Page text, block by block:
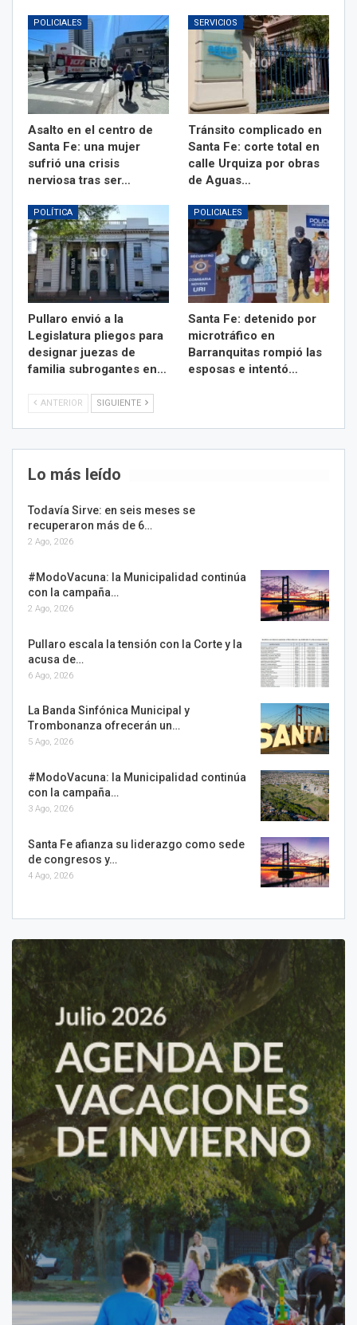
POLICIALES
Asalto en el centro de
Santa Fe: una mujer
sufrió una crisis
nerviosa tras ser…
SERVICIOS
Tránsito complicado en
Santa Fe: corte total en
calle Urquiza por obras
de Aguas…
POLÍTICA
Pullaro envió a la
Legislatura pliegos para
designar juezas de
familia subrogantes en…
POLICIALES
Santa Fe: detenido por
microtráfico en
Barranquitas rompió las
esposas e intentó…
ANTERIOR SIGUIENTE
Lo más leído
Todavía Sirve: en seis meses se
recuperaron más de 6…
2 Ago, 2026
#ModoVacuna: la Municipalidad continúa
con la campaña…
2 Ago, 2026
Pullaro escala la tensión con la Corte y la
acusa de…
6 Ago, 2026
La Banda Sinfónica Municipal y
Trombonanza ofrecerán un…
5 Ago, 2026
#ModoVacuna: la Municipalidad continúa
con la campaña…
3 Ago, 2026
Santa Fe afianza su liderazgo como sede
de congresos y…
4 Ago, 2026